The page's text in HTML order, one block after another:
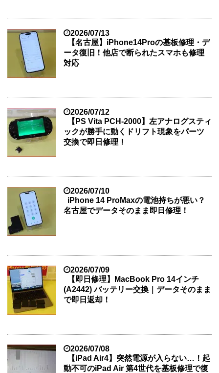
2026/07/13
【名古屋】iPhone14Proの基板修理・デ
ータ復旧！他店で断られたスマホも修理
対応
2026/07/12
【PS Vita PCH-2000】左アナログスティ
ックが勝手に動くドリフト現象をパーツ
交換で即日修理！
2026/07/10
iPhone 14 ProMaxの電池持ちが悪い？
名古屋でデータそのまま即日修理！
2026/07/09
【即日修理】MacBook Pro 14インチ
(A2442) バッテリー交換｜データそのまま
で即日返却！
2026/07/08
【iPad Air4】突然電源が入らない…！起
動不可のiPad Air 第4世代を基板修理で復